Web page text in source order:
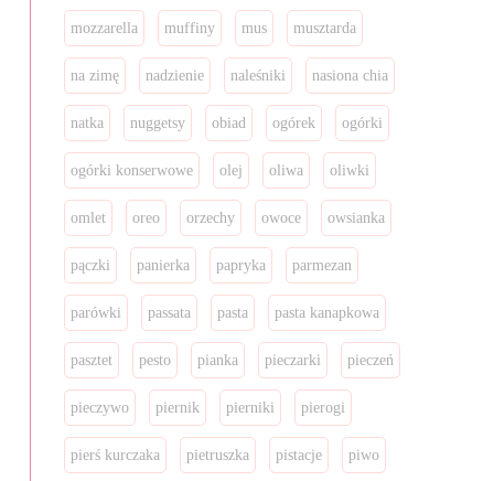
mozzarella muffiny mus musztarda
na zimę nadzienie naleśniki nasiona chia
natka nuggetsy obiad ogórek ogórki
ogórki konserwowe olej oliwa oliwki
omlet oreo orzechy owoce owsianka
pączki panierka papryka parmezan
parówki passata pasta pasta kanapkowa
pasztet pesto pianka pieczarki pieczeń
pieczywo piernik pierniki pierogi
pierś kurczaka pietruszka pistacje piwo